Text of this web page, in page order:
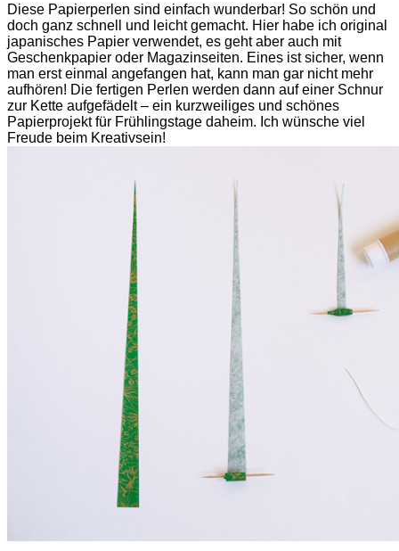
Diese Papierperlen sind einfach wunderbar! So schön und
doch ganz schnell und leicht gemacht. Hier habe ich original
japanisches Papier verwendet, es geht aber auch mit
Geschenkpapier oder Magazinseiten. Eines ist sicher, wenn
man erst einmal angefangen hat, kann man gar nicht mehr
aufhören! Die fertigen Perlen werden dann auf einer Schnur
zur Kette aufgefädelt – ein kurzweiliges und schönes
Papierprojekt für Frühlingstage daheim. Ich wünsche viel
Freude beim Kreativsein!